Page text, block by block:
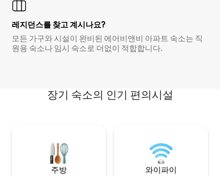
레지던스를 찾고 계시나요?
모든 가구와 시설이 완비된 에어비앤비 아파트 숙소는 직
원용 숙소나 임시 숙소로 더없이 적합합니다.
장기 숙소의 인기 편의시설
주방 와이파이